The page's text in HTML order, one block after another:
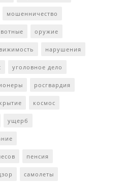
мошенничество
оружие
нарушения
уголовное дело
росгвардия
космос
ущерб
пенсия
самолеты